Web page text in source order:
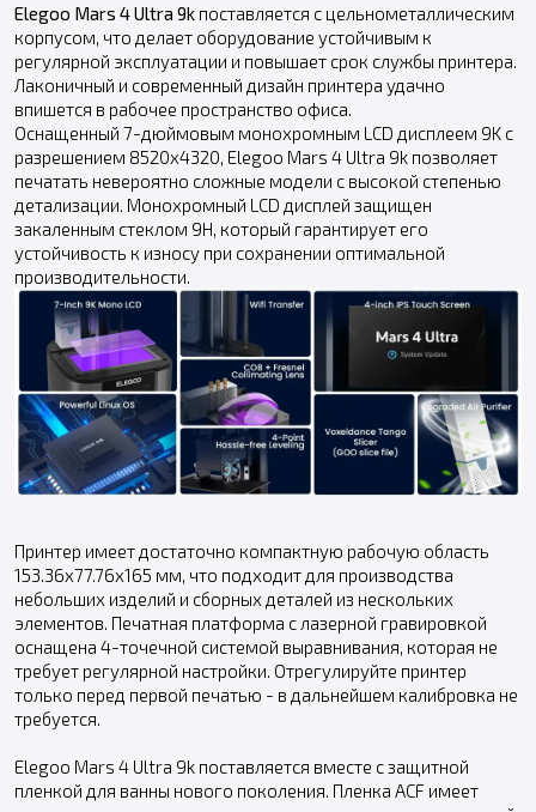
Elegoo Mars 4 Ultra 9k поставляется с цельнометаллическим
корпусом, что делает оборудование устойчивым к
регулярной эксплуатации и повышает срок службы принтера.
Лаконичный и современный дизайн принтера удачно
впишется в рабочее пространство офиса.
Оснащенный 7-дюймовым монохромным LCD дисплеем 9K с
разрешением 8520x4320, Elegoo Mars 4 Ultra 9k позволяет
печатать невероятно сложные модели с высокой степенью
детализации. Монохромный LCD дисплей защищен
закаленным стеклом 9H, который гарантирует его
устойчивость к износу при сохранении оптимальной
производительности.
Принтер имеет достаточно компактную рабочую область
153.36x77.76x165 мм, что подходит для производства
небольших изделий и сборных деталей из нескольких
элементов. Печатная платформа с лазерной гравировкой
оснащена 4-точечной системой выравнивания, которая не
требует регулярной настройки. Отрегулируйте принтер
только перед первой печатью - в дальнейшем калибровка не
требуется.
Elegoo Mars 4 Ultra 9k поставляется вместе с защитной
пленкой для ванны нового поколения. Пленка ACF имеет